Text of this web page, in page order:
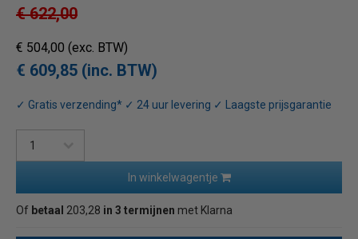
€ 622,00
€ 504,00 (exc. BTW)
€ 609,85 (inc. BTW)
✓ Gratis verzending* ✓ 24 uur levering ✓ Laagste prijsgarantie
In winkelwagentje
Of betaal 203,28 in 3 termijnen met Klarna